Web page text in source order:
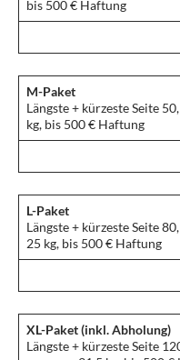
bis 500 € Haftung
M-Paket
Längste + kürzeste Seite
kg, bis 500 € Haftung
L-Paket
Längste + kürzeste Seite
25 kg, bis 500 € Haftung
XL-Paket (inkl. Abholung)
Längste + kürzeste Seite